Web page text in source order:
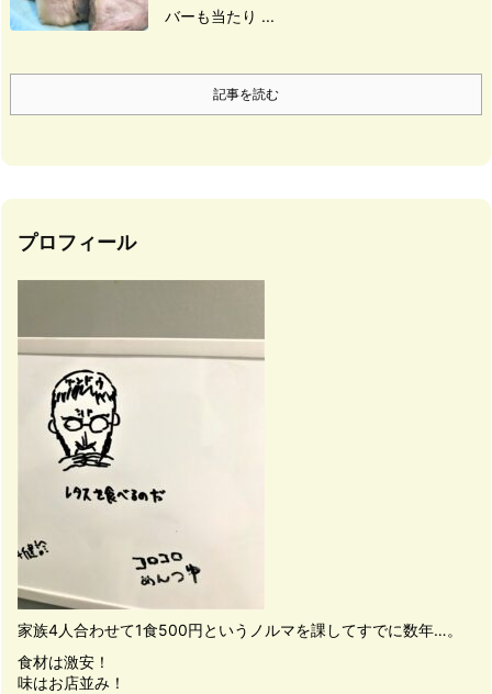
バーも当たり ...
記事を読む
プロフィール
家族4人合わせて1食500円というノルマを課してすでに数年…。
食材は激安！
味はお店並み！